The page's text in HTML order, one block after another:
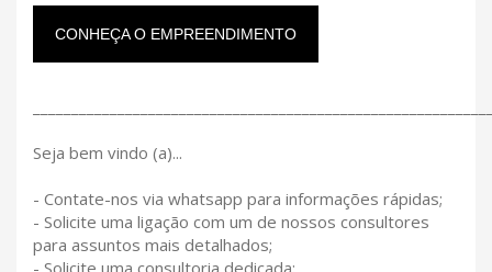
CONHEÇA O EMPREENDIMENTO
Seja bem vindo (a)...
- Contate-nos via whatsapp para informações rápidas;
- Solicite uma ligação com um de nossos consultores
para assuntos mais detalhados;
- Solicite uma consultoria dedicada;